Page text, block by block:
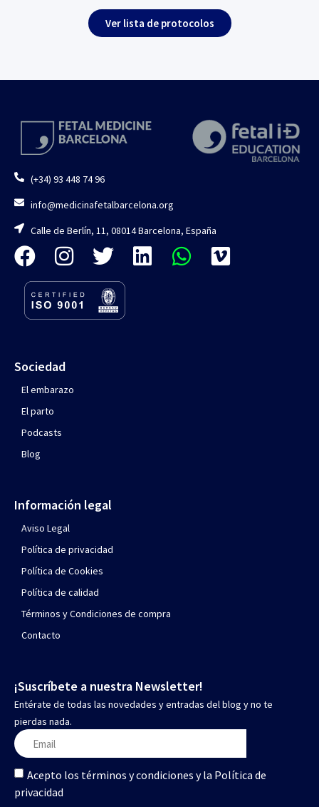
Ver lista de protocolos
(+34) 93 448 74 96
info@medicinafetalbarcelona.org
Calle de Berlín, 11, 08014 Barcelona, España
Sociedad
El embarazo
El parto
Podcasts
Blog
Información legal
Aviso Legal
Política de privacidad
Política de Cookies
Política de calidad
Términos y Condiciones de compra
Contacto
¡Suscríbete a nuestra Newsletter!
Entérate de todas las novedades y entradas del blog y no te
pierdas nada.
Acepto los términos y condiciones y la Política de
privacidad